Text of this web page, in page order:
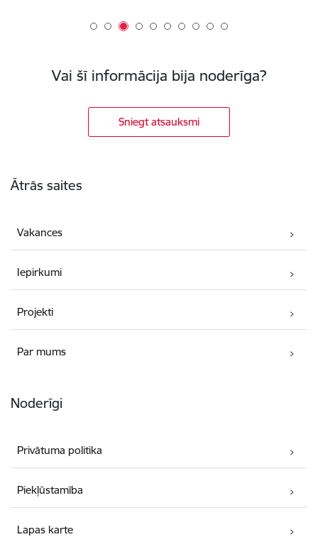
Vai šī informācija bija noderīga?
Sniegt atsauksmi
Ātrās saites
Vakances
Iepirkumi
Projekti
Par mums
Noderīgi
Privātuma politika
Piekļūstamība
Lapas karte